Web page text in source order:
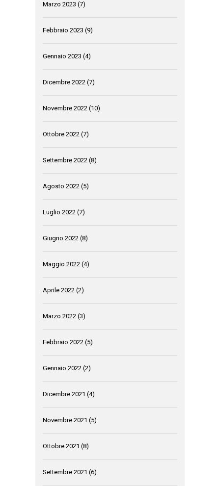
Marzo 2023 (7)
Febbraio 2023 (9)
Gennaio 2023 (4)
Dicembre 2022 (7)
Novembre 2022 (10)
Ottobre 2022 (7)
Settembre 2022 (8)
Agosto 2022 (5)
Luglio 2022 (7)
Giugno 2022 (8)
Maggio 2022 (4)
Aprile 2022 (2)
Marzo 2022 (3)
Febbraio 2022 (5)
Gennaio 2022 (2)
Dicembre 2021 (4)
Novembre 2021 (5)
Ottobre 2021 (8)
Settembre 2021 (6)